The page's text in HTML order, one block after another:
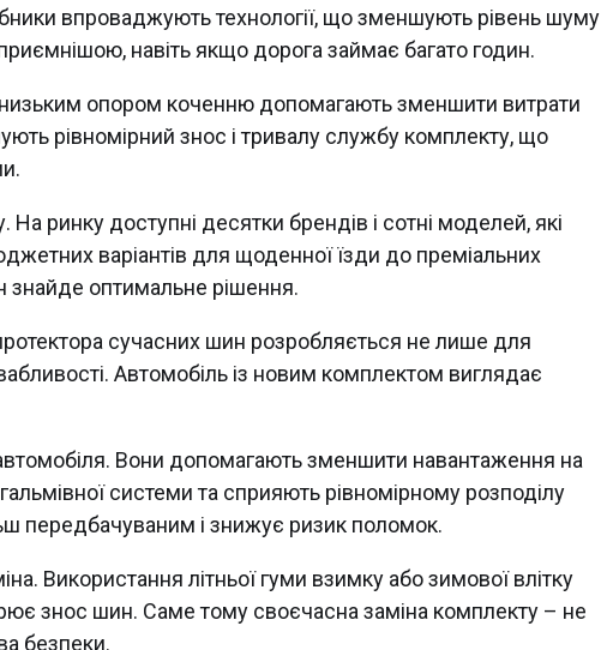
впроваджують технології, що зменшують рівень шуму
навіть якщо дорога займає багато годин.
опором коченню допомагають зменшити витрати
рівномірний знос і тривалу службу комплекту, що
На ринку доступні десятки брендів і сотні моделей, які
варіантів для щоденної їзди до преміальних
знайде оптимальне рішення.
сучасних шин розробляється не лише для
Автомобіль із новим комплектом виглядає
Вони допомагають зменшити навантаження на
системи та сприяють рівномірному розподілу
передбачуваним і знижує ризик поломок.
Використання літньої гуми взимку або зимової влітку
знос шин. Саме тому своєчасна заміна комплекту – не
безпеки.